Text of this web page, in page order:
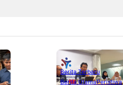
Berita Terbaru
Berita UtamaPeristiwa